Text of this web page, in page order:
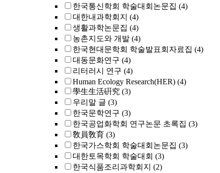
한국통신학회 학술대회논문집 (4)
대한내과학회지 (4)
생활과학논문집 (4)
농촌지도와 개발 (4)
한국현대문학회 학술발표회자료집 (4)
대동문화연구 (4)
리터러시 연구 (4)
Human Ecology Research(HER) (4)
學生生活硏究 (3)
우리말 글 (3)
한국문학연구 (3)
한국공업화학회 연구논문 초록집 (3)
敎員敎育 (3)
한국가스학회 학술대회논문집 (3)
대한토목학회 학술대회 (3)
한국식품조리과학회지 (2)